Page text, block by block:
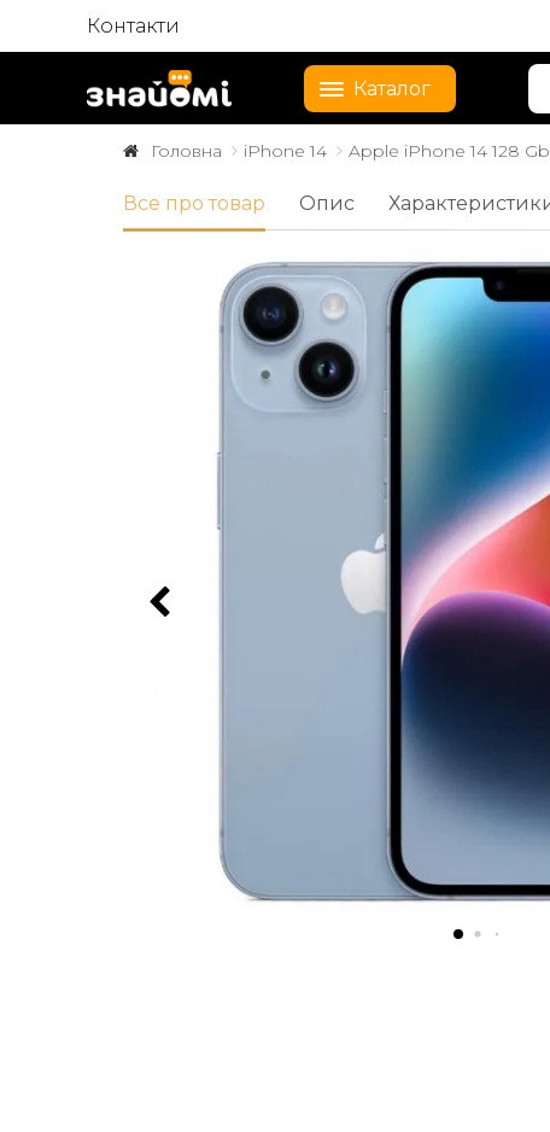
Контакти
Каталог
Головна iPhone 14 Apple iPhone 14 128
Все про товар Опис